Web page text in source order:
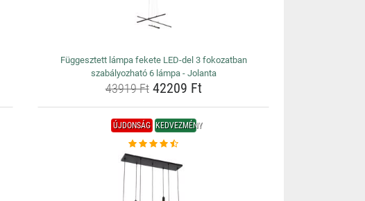
Függesztett lámpa fekete LED-del 3 fokozatban
szabályozható 6 lámpa - Jolanta
43919 Ft42209 Ft
ÚJDONSÁG KEDVEZMÉNY